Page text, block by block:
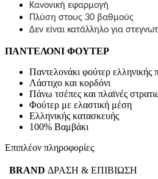
Κανονική εφαρμογή
Πλύση στους 30 βαθμούς
Δεν είναι κατάλληλο για
ΠΑΝΤΕΛΟΝΙ ΦΟΥΤΕΡ
Παντελονάκι φούτερ ελληνικής
Λάστιχο και κορδόνι
Πάνω τσέπες και πλαϊνές
Φούτερ με ελαστική μέση
Ελληνικής κατασκευής
100% Βαμβάκι
Επιπλέον πληροφορίες
BRAND ΔΡΑΣΗ & ΕΠΙΒΙΩΣΗ